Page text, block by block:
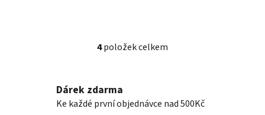
O
d
4položek celkem
Dárek zdarma
Ke každé první objednávce nad 500Kč